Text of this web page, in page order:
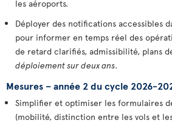
les aéroports.
Déployer des notifications accessibles
pour informer en temps réel des
de retard clarifiés, admissibilité, plans
déploiement sur deux ans.
Mesures – année 2 du cycle 2026-
Simplifier et optimiser les formulaires
(mobilité, distinction entre les vols et